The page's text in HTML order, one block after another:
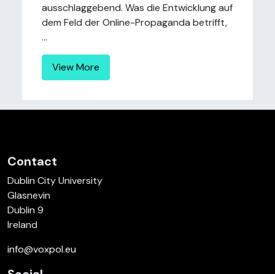
ausschlaggebend. Was die Entwicklung auf
dem Feld der Online-Propaganda betrifft,
...
View More
Contact
Dublin City University
Glasnevin
Dublin 9
Ireland
info@voxpol.eu